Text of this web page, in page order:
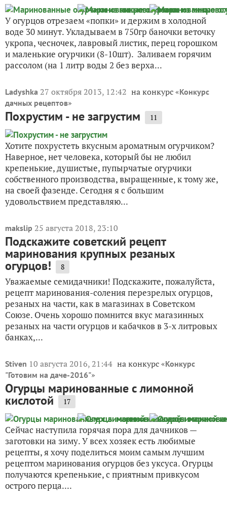
У огурцов отрезаем «попки» и держим в холодной
воде 30 минут. Укладываем в 750гр баночки веточку
укропа, чесночек, лавровый листик, перец горошком
и маленькие огурчики (8-10шт). Заливаем горячим
рассолом (на 1 литр воды 2 без верха...
Ladyshka 27 октября 2013, 12:42 на конкурс «Конкурс
дачных рецептов»
Похрустим - не загрустим 11
Хотите похрустеть вкусным ароматным огурчиком?
Наверное, нет человека, который бы не любил
крепенькие, душистые, пупырчатые огурчики
собственного производства, выращенные, к тому же,
на своей фазенде. Сегодня я с большим
удовольствием представляю...
makslip 25 августа 2018, 23:10
Подскажите советский рецепт
маринования крупных резаных
огурцов! 8
Уважаемые семидачники! Подскажите, пожалуйста,
рецепт маринования-соления перезрелых огурцов,
резаных на части, как в магазинах в Советском
Союзе. Очень хорошо помнится вкус магазинных
резаных на части огурцов и кабачков в 3-х литровых
банках,...
Stiven 10 августа 2016, 21:44 на конкурс «Конкурс
"Готовим на даче-2016"»
Огурцы маринованные с лимонной
кислотой 17
Сейчас наступила горячая пора для дачников —
заготовки на зиму. У всех хозяек есть любимые
рецепты, я хочу поделиться моим самым лучшим
рецептом маринования огурцов без уксуса. Огурцы
получаются крепенькие, с приятным привкусом
острого перца....